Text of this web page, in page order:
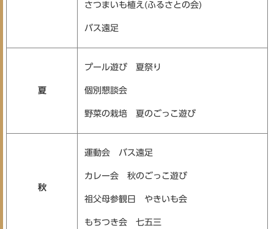
さつまいも植え(ふるさとの会)
バス遠足
夏
プール遊び 夏祭り
個別懇談会
野菜の栽培 夏のごっこ遊び
秋
運動会 バス遠足
カレー会 秋のごっこ遊び
祖父母参観日 やきいも会
もちつき会 七五三